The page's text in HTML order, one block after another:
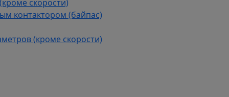
скорости)
контактором (байпас)
(кроме скорости)